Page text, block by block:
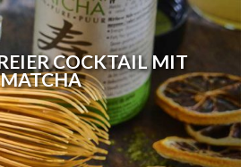
COCKTAIL MIT
MATCHA